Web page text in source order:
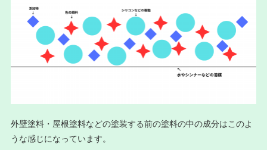
外壁塗料・屋根塗料などの塗装する前の塗料の中の成分はこのよ
うな感じになっています。